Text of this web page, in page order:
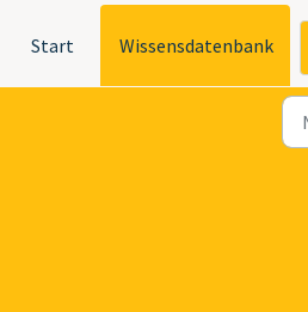
Start Wissensdatenbank